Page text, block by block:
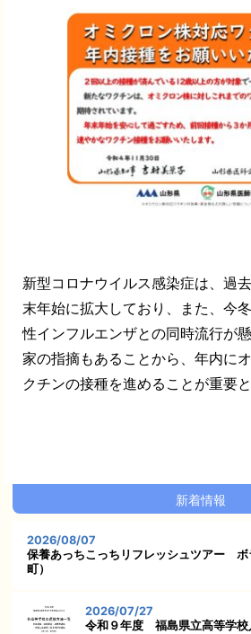
新型コロナウイルス感染症は、過
末年始に拡大しており、また、今
性インフルエンザとの同時流行が
家の指摘もあることから、年内に
クチンの接種を進めることが重要
新着情報
2026/08/07
保養あっちこっちリフレッシュツアー ボ
町）
2026/07/27
令和９年度 福島県立高等学校